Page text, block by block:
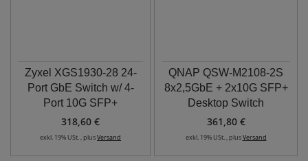
Zyxel XGS1930-28 24-
Port GbE Switch w/ 4-
Port 10G SFP+
318,60 €
exkl. 19% USt. , plusVersand
QNAP QSW-M2108-2S
8x2,5GbE + 2x10G SFP+
Desktop Switch
361,80 €
exkl. 19% USt. , plusVersand